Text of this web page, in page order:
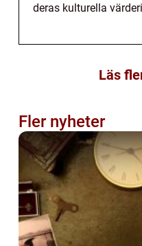
deras kulturella
Läs
Fler nyheter